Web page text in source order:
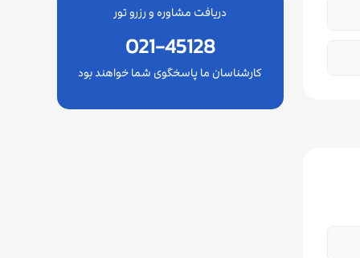
دریافت مشاوره و رزرو تور
021-45128
کارشناسان ما پاسخگوی شما خواهند بود